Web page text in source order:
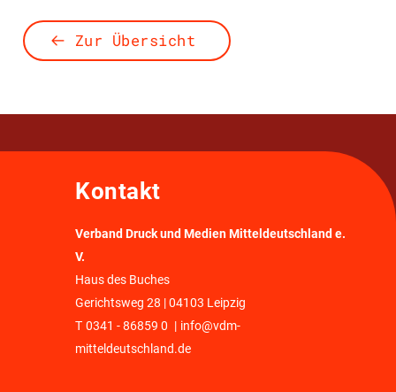
Zur Übersicht
Kontakt
Verband Druck und Medien Mitteldeutschland e.
V.
Haus des Buches
Gerichtsweg 28 | 04103 Leipzig
T 0341 - 86859 0 | info@vdm-
mitteldeutschland.de